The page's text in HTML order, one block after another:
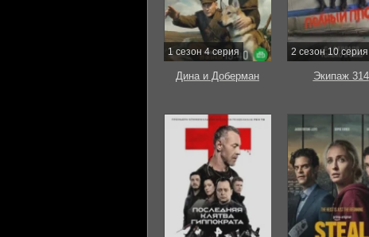
1 сезон 4 серия
Дина и Доберман
2 сезон 10 серия
Экипаж 314